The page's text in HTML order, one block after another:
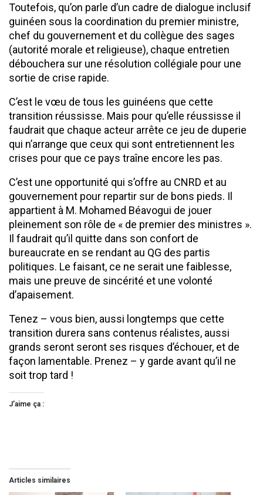
Toutefois, qu’on parle d’un cadre de dialogue inclusif
guinéen sous la coordination du premier ministre,
chef du gouvernement et du collègue des sages
(autorité morale et religieuse), chaque entretien
débouchera sur une résolution collégiale pour une
sortie de crise rapide.
C’est le vœu de tous les guinéens que cette
transition réussisse. Mais pour qu’elle réussisse il
faudrait que chaque acteur arrête ce jeu de duperie
qui n’arrange que ceux qui sont entretiennent les
crises pour que ce pays traîne encore les pas.
C’est une opportunité qui s’offre au CNRD et au
gouvernement pour repartir sur de bons pieds. Il
appartient à M. Mohamed Béavogui de jouer
pleinement son rôle de « de premier des ministres ».
Il faudrait qu’il quitte dans son confort de
bureaucrate en se rendant au QG des partis
politiques. Le faisant, ce ne serait une faiblesse,
mais une preuve de sincérité et une volonté
d’apaisement.
Tenez – vous bien, aussi longtemps que cette
transition durera sans contenus réalistes, aussi
grands seront seront ses risques d’échouer, et de
façon lamentable. Prenez – y garde avant qu’il ne
soit trop tard !
J’aime ça :
Articles similaires